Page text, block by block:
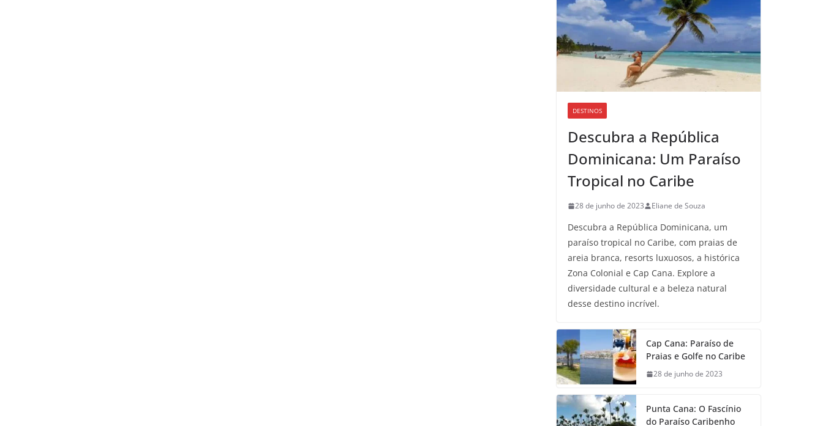
DESTINOS
Descubra a República
Dominicana: Um Paraíso
Tropical no Caribe
28 de junho de 2023 Eliane de Souza
Descubra a República Dominicana, um
paraíso tropical no Caribe, com praias de
areia branca, resorts luxuosos, a histórica
Zona Colonial e Cap Cana. Explore a
diversidade cultural e a beleza natural
desse destino incrível.
Cap Cana: Paraíso de
Praias e Golfe no Caribe
28 de junho de 2023
Punta Cana: O Fascínio
do Paraíso Caribenho